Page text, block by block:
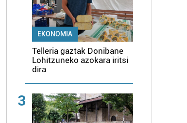
EKONOMIA
Telleria gaztak Donibane
Lohitzuneko azokara iritsi
dira
3